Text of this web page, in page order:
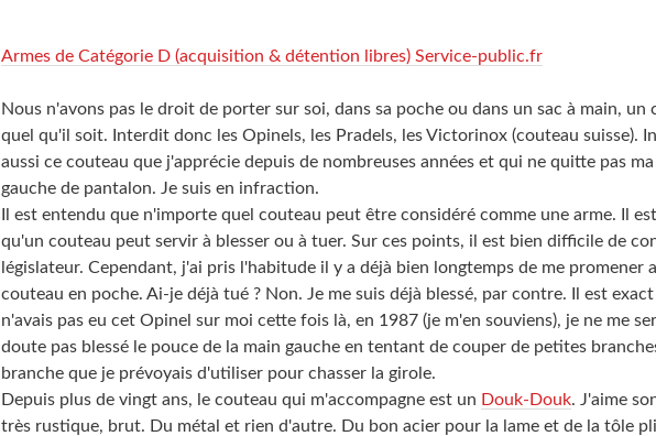
Armes de Catégorie D (acquisition & détention libres) Service-public.fr
Nous n'avons pas le droit de porter sur soi, dans sa poche ou dans un sac à main, un
quel qu'il soit. Interdit donc les Opinels, les Pradels, les Victorinox (couteau suisse).
aussi ce couteau que j'apprécie depuis de nombreuses années et qui ne quitte pas
gauche de pantalon. Je suis en infraction.
Il est entendu que n'importe quel couteau peut être considéré comme une arme. Il
qu'un couteau peut servir à blesser ou à tuer. Sur ces points, il est bien difficile de
législateur. Cependant, j'ai pris l'habitude il y a déjà bien longtemps de me promener
couteau en poche. Ai-je déjà tué ? Non. Je me suis déjà blessé, par contre. Il est
n'avais pas eu cet Opinel sur moi cette fois là, en 1987 (je m'en souviens), je ne me
doute pas blessé le pouce de la main gauche en tentant de couper de petites
branche que je prévoyais d'utiliser pour chasser la girole.
Depuis plus de vingt ans, le couteau qui m'accompagne est un Douk-Douk. J'aime
très rustique, brut. Du métal et rien d'autre. Du bon acier pour la lame et de la tôle